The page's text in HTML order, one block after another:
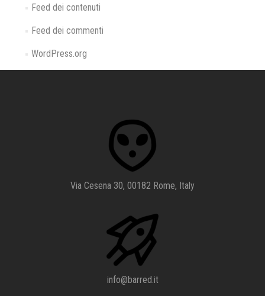
Feed dei contenuti
Feed dei commenti
WordPress.org
Via Cesena 30, 00182 Rome, Italy
info@barred.it